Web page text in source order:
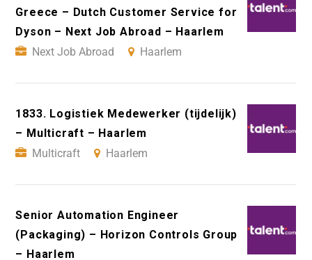
Greece – Dutch Customer Service for
Dyson – Next Job Abroad – Haarlem
Next Job Abroad
Haarlem
1833. Logistiek Medewerker (tijdelijk)
– Multicraft – Haarlem
Multicraft
Haarlem
Senior Automation Engineer
(Packaging) – Horizon Controls Group
– Haarlem